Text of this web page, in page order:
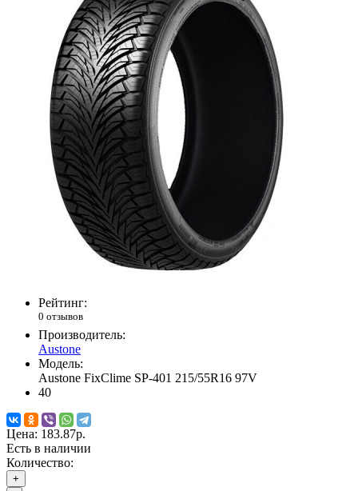
Рейтинг:
0 отзывов
Производитель:
Austone
Модель:
Austone FixClime SP-401 215/55R16 97V
40
Цена: 183.87р.
Есть в наличии
Количество:
+